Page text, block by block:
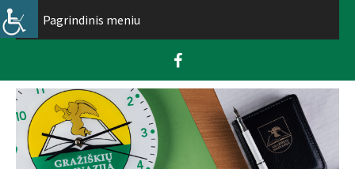
Skip
to
Pagrindinis meniu